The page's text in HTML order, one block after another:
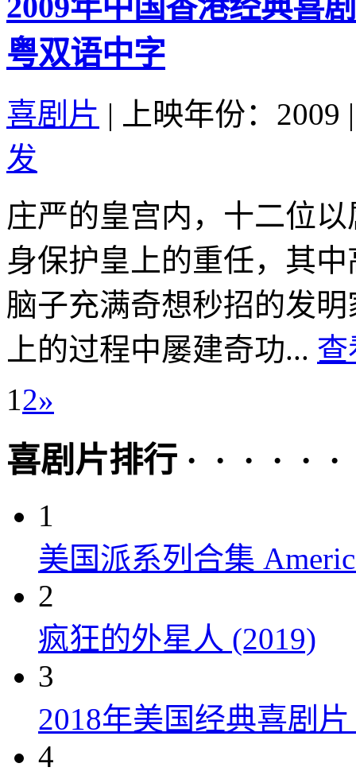
粤双语中字
喜剧片 | 上映年份：2009 |
发
庄严的皇宫内，十二位
身保护皇上的重任，其
脑子充满奇想秒招的发
上的过程中屡建奇功... 查
1 2»
喜剧片排行 · · · · · ·
1
美国派系列合集
2
疯狂的外星人 (2019)
3
2018年美国经典喜剧
4